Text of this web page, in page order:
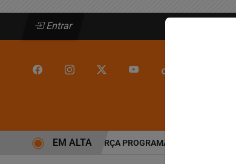
Entrar
JEQUIÉ E REFORÇA PROGRAMAÇÃO COM THALLES
EM ALTA